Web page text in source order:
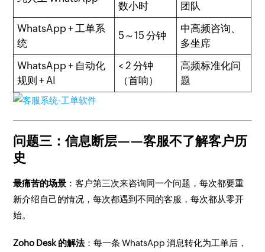
数小时
团队
WhatsApp + 工单系
统
5～15 分钟
中高频咨询、
多坐席
WhatsApp + 自动化
规则 + AI
< 2 分钟
（首响）
高频标准化问
题
问题三：信息断层——客服不了解客户历
史
最痛苦的场景 ：客户第三次来咨询同一个问题，每次都要重
新介绍自己的情况，每次都遇到不同的客服，每次都从零开
始。
Zoho Desk 的解法：每一条 WhatsApp 消息转化为工单后，